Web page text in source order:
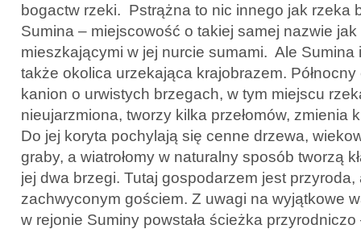
bogactw rzeki. Pstrążna to nic innego jak rzeka
Sumina – miejscowość o takiej samej nazwie
mieszkającymi w jej nurcie sumami. Ale Sumina
także okolica urzekająca krajobrazem.
kanion o urwistych brzegach, w tym miejscu
nieujarzmiona, tworzy kilka przełomów, zmienia
Do jej koryta pochylają się cenne drzewa,
graby, a wiatrołomy w naturalny sposób tworzą
jej dwa brzegi. Tutaj gospodarzem jest przyroda,
zachwyconym gościem. Z uwagi na wyjątkowe
w rejonie Suminy powstała ścieżka